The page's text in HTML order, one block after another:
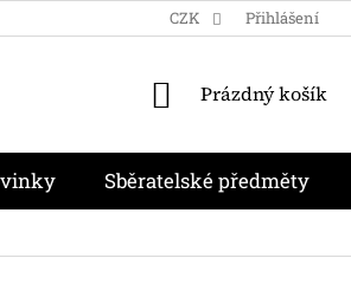
MOJE OBJEDNÁVKA
CZK Přihlášení
NÁKUPNÍ
Prázdný košík
Sběratelské předměty